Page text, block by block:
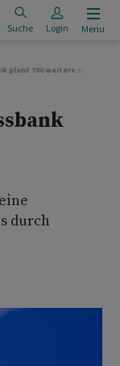
Suche Login Menu
plant 700 weitere KI-
durch